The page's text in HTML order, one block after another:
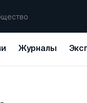
Журналы